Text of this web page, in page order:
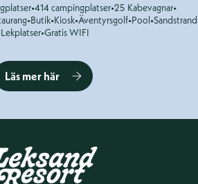
•414 campingplatser•25 Kabevagnar•
•Butik•Kiosk•Äventyrsgolf•Pool•Sandstrand
Lekplatser•Gratis WIFI
Läs mer här